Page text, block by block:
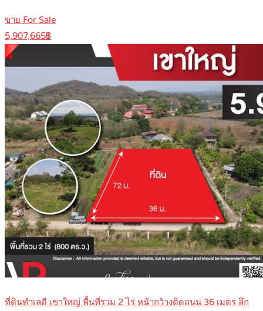
ขาย For Sale
5,907,665฿
ที่ดินทำเลดี เขาใหญ่ พื้นที่รวม 2 ไร่ หน้ากว้างติดถนน 36 เมตร ลึก